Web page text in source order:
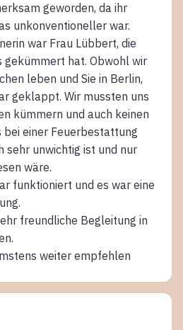
geworden, da ihr
unkonventioneller war.
war Frau Lübbert, die
gekümmert hat. Obwohl wir
leben und Sie in Berlin,
geklappt. Wir mussten uns
kümmern und auch keinen
bei einer Feuerbestattung
sehr unwichtig ist und nur
wäre.
funktioniert und es war eine
freundliche Begleitung in
weiter empfehlen